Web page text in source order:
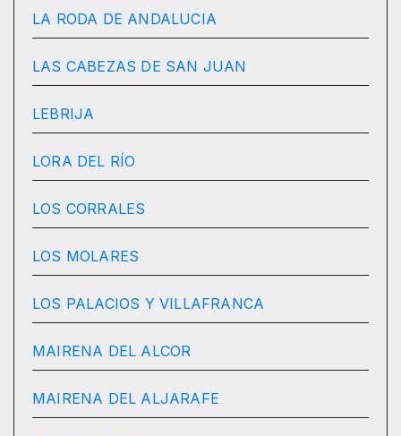
LA RODA DE ANDALUCIA
LAS CABEZAS DE SAN JUAN
LEBRIJA
LORA DEL RÍO
LOS CORRALES
LOS MOLARES
LOS PALACIOS Y VILLAFRANCA
MAIRENA DEL ALCOR
MAIRENA DEL ALJARAFE